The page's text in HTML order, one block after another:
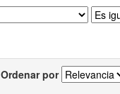
Ordenar por